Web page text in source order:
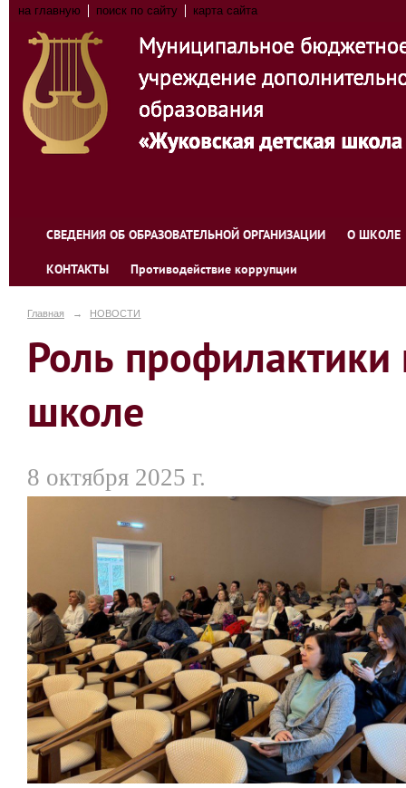
на главную поиск по сайту карта сайта
СВЕДЕНИЯ ОБ ОБРАЗОВАТЕЛЬНОЙ ОРГАНИЗАЦИИ О ШКОЛЕ
КОНТАКТЫ Противодействие коррупции
Главная → НОВОСТИ
Роль профилактики
школе
8 октября 2025 г.